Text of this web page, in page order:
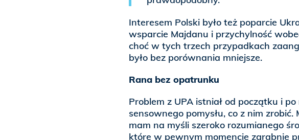
Interesem Polski było też poparcie
wsparcie Majdanu i przychylność
choć w tych trzech przypadkach
było bez porównania mniejsze.
Rana bez opatrunku
Problem z UPA istniał od początku i
sensownego pomysłu, co z nim
mam na myśli szeroko rozumianego
które w pewnym momencie zgrabnie